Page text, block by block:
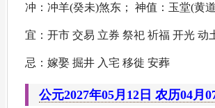
冲：冲羊(癸未)煞东； 神值：玉堂(黄
宜：开市 交易 立券 祭祀 祈福 开光 动
忌：嫁娶 掘井 入宅 移徙 安葬
公元2027年05月12日 农历04月